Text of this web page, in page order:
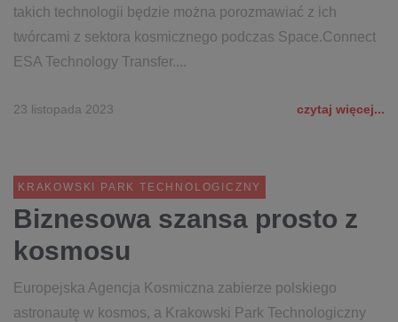
takich technologii będzie można porozmawiać z ich
twórcami z sektora kosmicznego podczas Space.Connect
ESA Technology Transfer....
23 listopada 2023 czytaj więcej...
KRAKOWSKI PARK TECHNOLOGICZNY
Biznesowa szansa prosto z
kosmosu
Europejska Agencja Kosmiczna zabierze polskiego
astronautę w kosmos, a Krakowski Park Technologiczny